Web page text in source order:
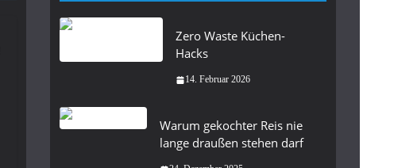
Zero Waste Küchen-
Hacks
14. Februar 2026
Warum gekochter Reis nie
lange draußen stehen darf